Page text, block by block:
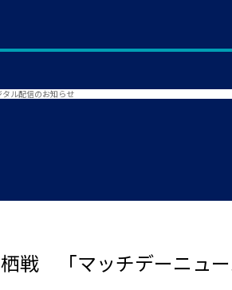
ル配信のお知らせ
戦 「マッチデーニュ